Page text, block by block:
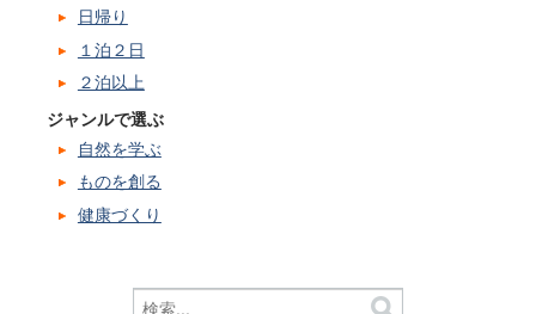
日帰り
１泊２日
２泊以上
ジャンルで選ぶ
自然を学ぶ
ものを創る
健康づくり